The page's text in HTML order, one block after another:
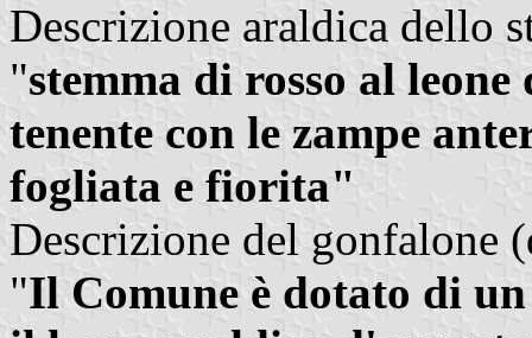
Descrizione araldica dello
"stemma di rosso al
tenente con le zampe
fogliata e fiorita"
Descrizione del gonfalone
"Il Comune è dotato di